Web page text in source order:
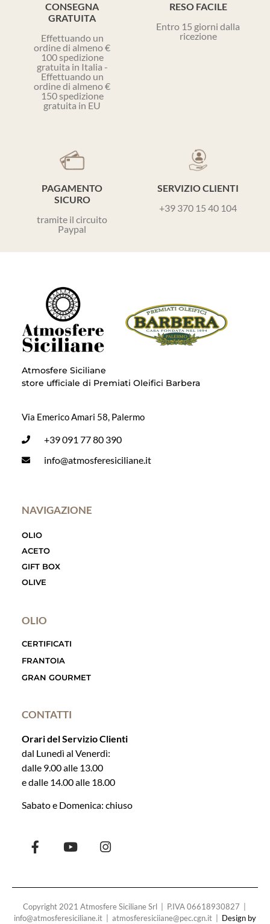
CONSEGNA
GRATUITA
Effettuando un
ordine di almeno €
100 spedizione
gratuita in Italia -
Effettuando un
ordine di almeno €
150 spedizione
gratuita in EU
RESO FACILE
Entro 15 giorni dalla
ricezione
PAGAMENTO
SICURO
tramite il circuito
Paypal
SERVIZIO CLIENTI
+39 370 15 40 104
Atmosfere Siciliane
store ufficiale di Premiati Oleifici Barbera
Via Emerico Amari 58, Palermo
+39 091 77 80 390
info@atmosferesiciliane.it
NAVIGAZIONE
OLIO
ACETO
GIFT BOX
OLIVE
OLIO
CERTIFICATI
FRANTOIA
GRAN GOURMET
CONTATTI
Orari del Servizio Clienti
dal Lunedì al Venerdì:
dalle 9.00 alle 13.00
e dalle 14.00 alle 18.00
Sabato e Domenica: chiuso
Copyright 2021 Atmosfere Siciliane Srl | P.IVA 06618930827 |
info@atmosferesiciliane.it | atmosferesiciiane@pec.cgn.it | Design by